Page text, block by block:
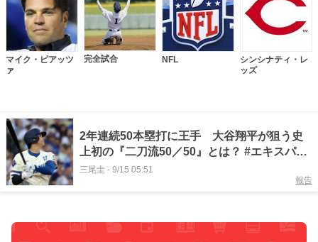
マイク・ピアッツ
ァ
完全試合 NFL
シンシナティ・レ
ッズ
2年連続50本塁打に王手 大谷翔平が狙う史
上初の『二刀流50／50』とは？ #エキスパー
トトピ
三尾圭 - 9/15 05:51
報告